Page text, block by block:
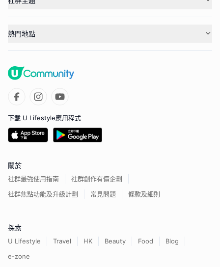
熱門地點
下載 U Lifestyle應用程式
關於
社群最強使用指南
社群創作有價企劃
社群焦點功能及升級計劃
常見問題 條款及細則
探索
U Lifestyle Travel HK Beauty Food
Blog
e-zone